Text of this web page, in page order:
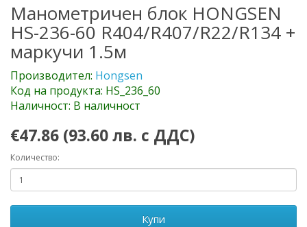
Манометричен блок HONGSEN
HS-236-60 R404/R407/R22/R134 +
маркучи 1.5м
Производител: Hongsen
Код на продукта: HS_236_60
Наличност: В наличност
€47.86 (93.60 лв. с ДДС)
Количество:
Купи